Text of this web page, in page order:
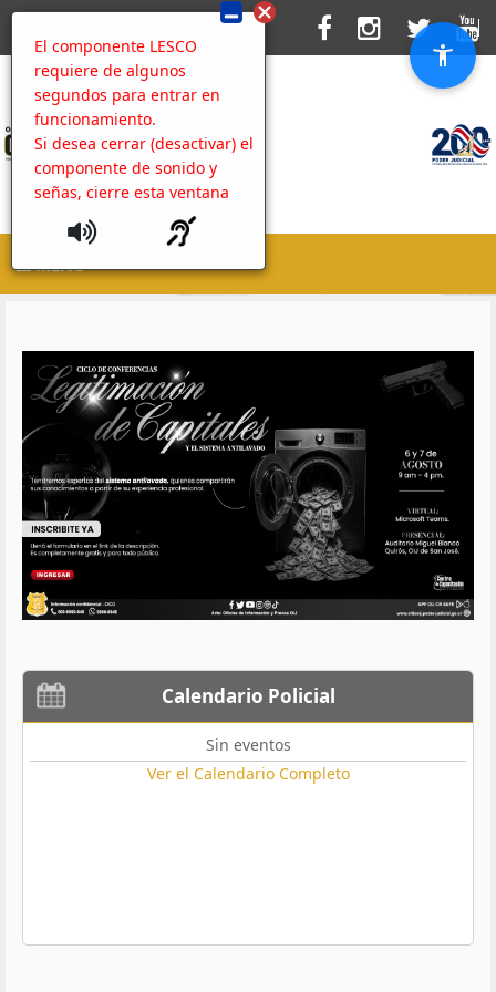
El componente LESCO
requiere de algunos
segundos para entrar en
funcionamiento.
Si desea cerrar (desactivar) el
componente de sonido y
señas, cierre esta ventana
MENU
Calendario Policial
Sin eventos
Ver el Calendario Completo